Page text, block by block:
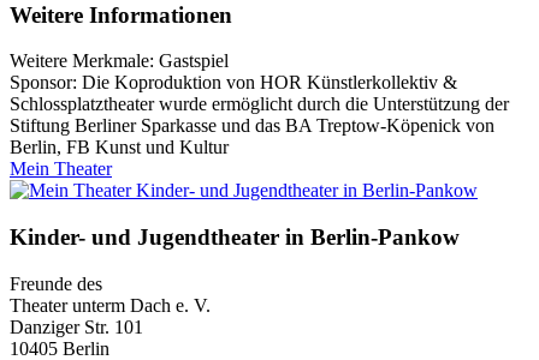
Weitere Informationen
Weitere Merkmale: Gastspiel
Sponsor: Die Koproduktion von HOR Künstlerkollektiv &
Schlossplatztheater wurde ermöglicht durch die Unterstützung der
Stiftung Berliner Sparkasse und das BA Treptow-Köpenick von
Berlin, FB Kunst und Kultur
Mein Theater
Kinder- und Jugendtheater in Berlin‑Pankow
Freunde des
Theater unterm Dach e. V.
Danziger Str. 101
10405 Berlin